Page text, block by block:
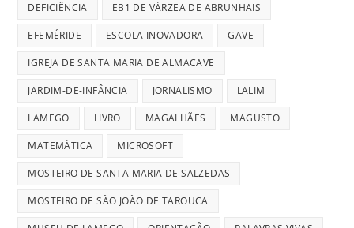
DEFICIÊNCIA EB1 DE VÁRZEA DE ABRUNHAIS
EFEMÉRIDE ESCOLA INOVADORA GAVE
IGREJA DE SANTA MARIA DE ALMACAVE
JARDIM-DE-INFÂNCIA JORNALISMO LALIM
LAMEGO LIVRO MAGALHÃES MAGUSTO
MATEMÁTICA MICROSOFT
MOSTEIRO DE SANTA MARIA DE SALZEDAS
MOSTEIRO DE SÃO JOÃO DE TAROUCA